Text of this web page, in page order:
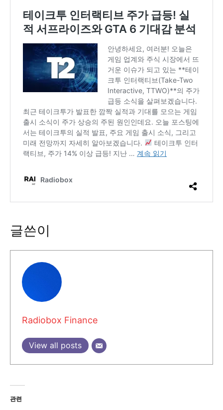
글쓴이
Radiobox Finance
View all posts
관련